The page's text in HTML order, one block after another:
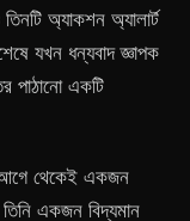
অ্যাকশন অ্যালার্ট
যখন ধন্যবাদ জ্ঞাপক
পাঠানো একটি
আগে থেকেই একজন
একজন বিদ্যমান